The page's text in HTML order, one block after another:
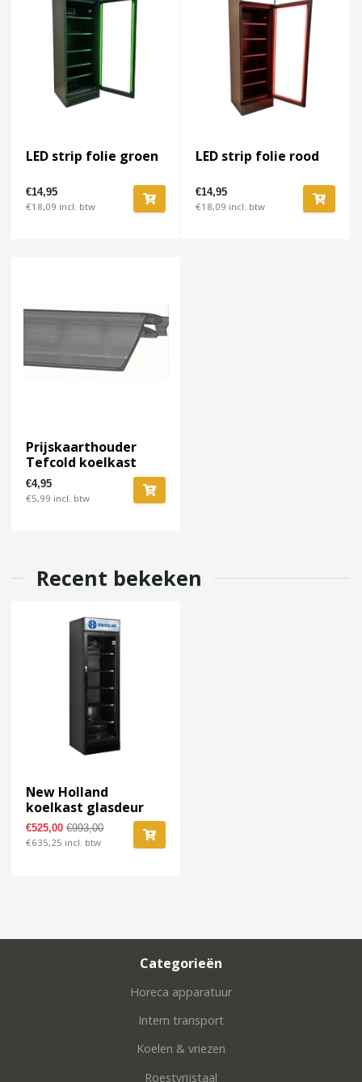
LED strip folie groen
€14,95
€18,09 incl. btw
LED strip folie rood
€14,95
€18,09 incl. btw
Prijskaarthouder
Tefcold koelkast
€4,95
€5,99 incl. btw
Recent bekeken
New Holland
koelkast glasdeur
koeling 358L
€525,00€993,00
€635,25 incl. btw
Categorieën
Horeca apparatuur
Intern transport
Koelen & vriezen
Roestvrijstaal